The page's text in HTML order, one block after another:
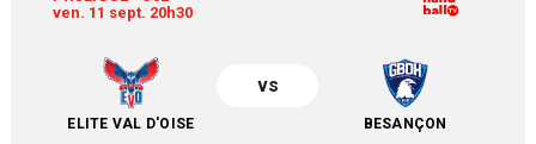
ven. 11 sept. 20h30
ELITE VAL D'OISE
vs
BESANÇON